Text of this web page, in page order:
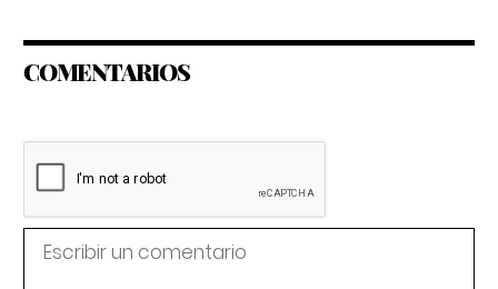
COMENTARIOS